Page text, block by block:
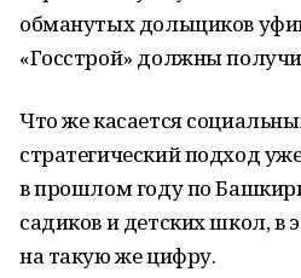
обманутых дольщиков
«Госстрой» должны
Что же касается
стратегический подход
в прошлом году по
садиков и детских школ, в
на такую же цифру.